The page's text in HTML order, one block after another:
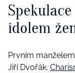
idolem
Prvním
Jiří Dvořák.